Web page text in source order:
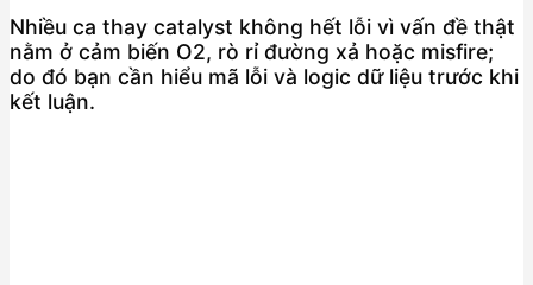
Nhiều ca thay catalyst không hết lỗi vì vấn đề thật
nằm ở cảm biến O2, rò rỉ đường xả hoặc misfire;
do đó bạn cần hiểu mã lỗi và logic dữ liệu trước khi
kết luận.